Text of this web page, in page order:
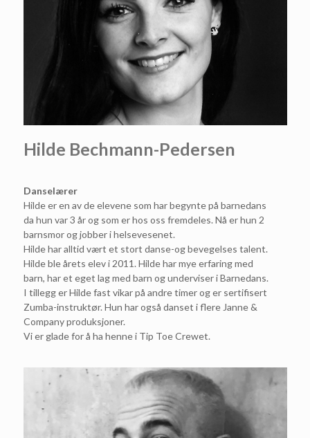
Hilde Bechmann-Pedersen
Danselærer
Hilde er en av de elevene som har begynte på barnedans
da hun var 3 år og som er hos oss fremdeles. Nå er hun 2
barnsmor og jobber i helsevesenet.
Hilde har alltid vært et stort danse-og bevegelses talent.
Hilde ble årets elev i 2011. Hilde har mye erfaring med
barn, har et eget lag med barn og underviser i Barnedans.
I tillegg er Hilde fast vikar på andre timer og er sertifisert
Zumba-instruktør. Hun har også danset i flere Janne &
Company produksjoner.
Vi er glade for å ha henne i Tip Toe Crewet.